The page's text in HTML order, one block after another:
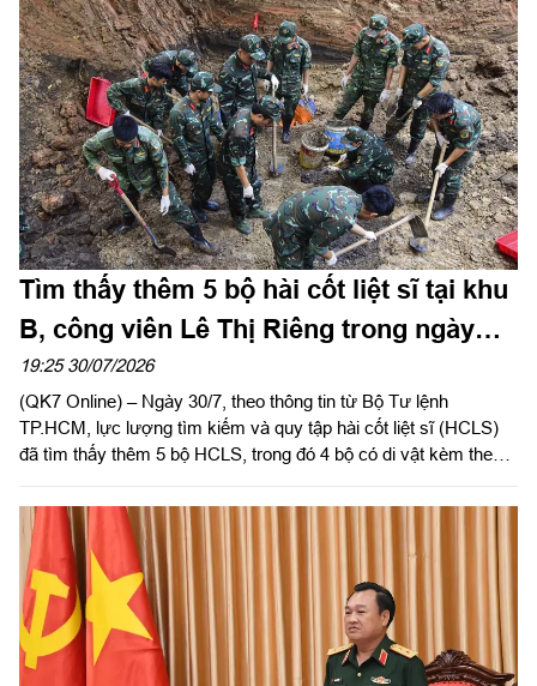
Tìm thấy thêm 5 bộ hài cốt liệt sĩ tại khu
B, công viên Lê Thị Riêng trong ngày
30/7
19:25 30/07/2026
(QK7 Online) – Ngày 30/7, theo thông tin từ Bộ Tư lệnh
TP.HCM, lực lượng tìm kiếm và quy tập hài cốt liệt sĩ (HCLS)
đã tìm thấy thêm 5 bộ HCLS, trong đó 4 bộ có di vật kèm theo
(phường Hòa Hưng, TP.HCM).